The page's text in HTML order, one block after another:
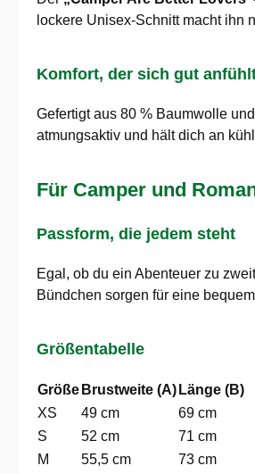
lockere Unisex-Schnitt macht ihn
Komfort, der sich gut
Gefertigt aus 80 % Baumwolle
atmungsaktiv und hält dich an
Für Camper und
Passform, die jedem steht
Egal, ob du ein Abenteuer zu
Bündchen sorgen für eine
Größentabelle
Größe Brustweite (A) Länge (B)
XS
49 cm
69 cm
S
52 cm
71 cm
M
55,5 cm
73 cm